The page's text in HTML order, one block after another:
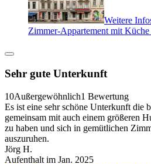
Weitere
Zimmer-Appartement mit
Sehr gute Unterkunft
10Außergewöhnlich1 Bewertung
Es ist eine sehr schöne Unterkunft die
gemeinsam mit auch einem größeren
zu haben und sich in gemütlichen
auszuruhen.
Jörg H.
Aufenthalt im Jan. 2025